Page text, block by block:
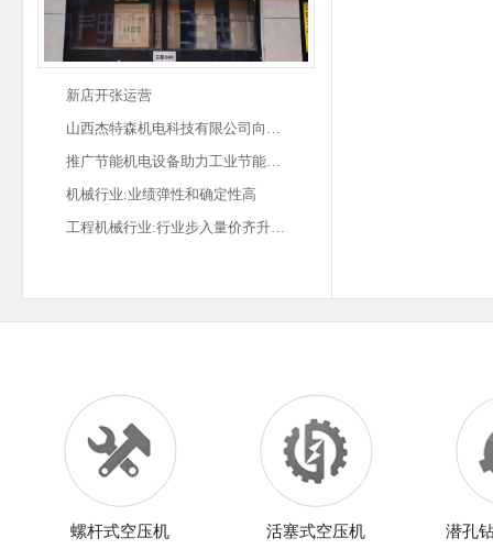
新店开张运营
山西杰特森机电科技有限公司向…
推广节能机电设备助力工业节能…
机械行业:业绩弹性和确定性高
工程机械行业:行业步入量价齐升…
螺杆式空压机 活塞式空压机 潜孔